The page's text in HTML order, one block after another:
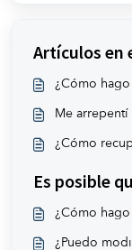
Artículos en
¿Cómo
Me
¿Cómo
Es posible
¿Cómo
¿Puedo